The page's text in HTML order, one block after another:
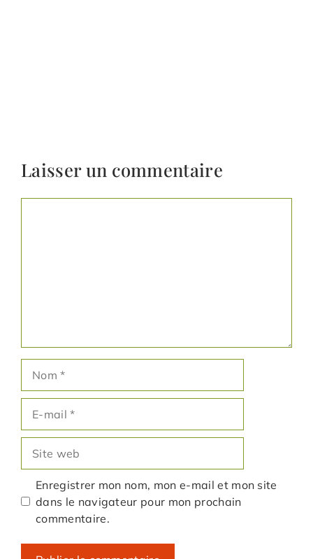
Laisser un commentaire
mail
web
Enregistrer mon nom, mon e-mail et mon site
dans le navigateur pour mon prochain
commentaire.